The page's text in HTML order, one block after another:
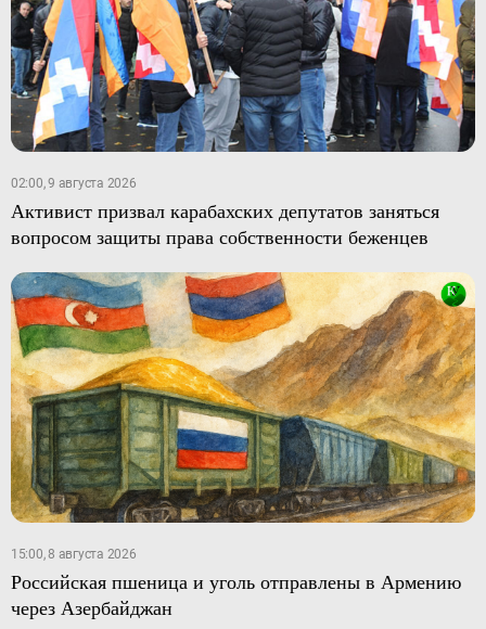
02:00, 9 августа 2026
Активист призвал карабахских депутатов заняться
вопросом защиты права собственности беженцев
15:00, 8 августа 2026
Российская пшеница и уголь отправлены в Армению
через Азербайджан